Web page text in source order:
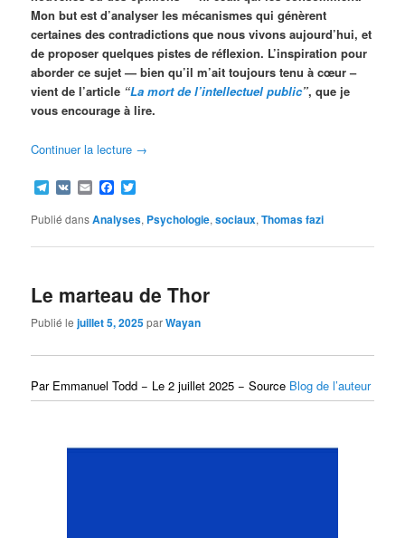
Mon but est d’analyser les mécanismes qui génèrent
certaines des contradictions que nous vivons aujourd’hui, et
de proposer quelques pistes de réflexion. L’inspiration pour
aborder ce sujet — bien qu’il m’ait toujours tenu à cœur –
vient de l’article “La mort de l’intellectuel public”, que je
vous encourage à lire.
Continuer la lecture →
Telegram
VK EmailFacebook
Publié dansAnalyses, Psychologie,sociaux,Thomas fazi
Le marteau de Thor
Publié lejuillet 5, 2025parWayan
Par Emmanuel Todd − Le 2 juillet 2025 − Source Blog de l’auteur